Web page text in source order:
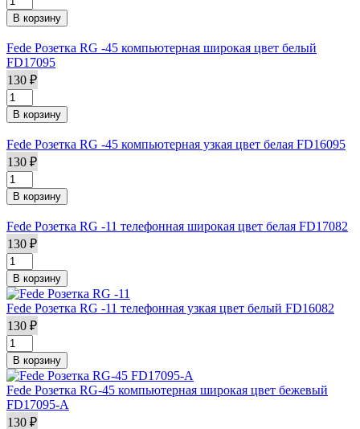
Fede Розетка RG -45 компьютерная широкая цвет белый
FD17095
130 ₽
Fede Розетка RG -45 компьютерная узкая цвет белая FD16095
130 ₽
Fede Розетка RG -11 телефонная широкая цвет белая FD17082
130 ₽
Fede Розетка RG -11 телефонная узкая цвет белый FD16082
130 ₽
Fede Розетка RG-45 компьютерная широкая цвет бежевый
FD17095-A
130 ₽